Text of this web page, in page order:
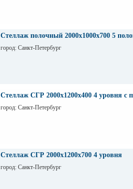
Стеллаж полочный 2000х1000х700 5
город: Санкт-Петербург
Стеллаж СГР 2000х1200х400 4 уровня с
город: Санкт-Петербург
Стеллаж СГР 2000х1200х700 4 уровня
город: Санкт-Петербург